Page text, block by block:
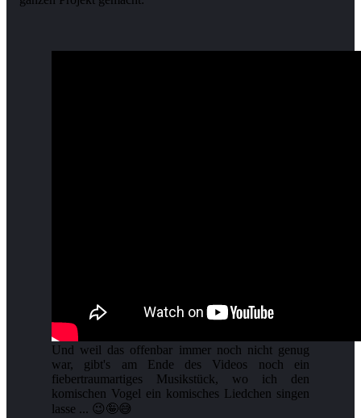
Und weil das offenbar immer noch nicht genug
war, gibt's am Ende des Videos noch ein
fiebertraumartiges Musikstück, wo ich den
komischen Vogel ein komisches Liedchen singen
lasse ... 😉🤪😅